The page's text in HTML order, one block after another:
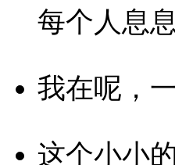
每个人息
我在呢，
这个小小